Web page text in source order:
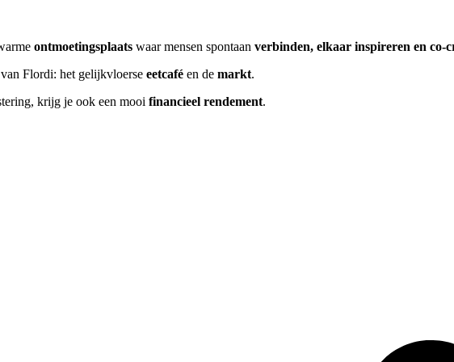
ontmoetingsplaats waar mensen spontaan verbinden, elkaar inspireren en co-
Flordi: het gelijkvloerse eetcafé en de markt.
krijg je ook een mooi financieel rendement.